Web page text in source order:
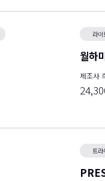
라이
월하
제조사
트